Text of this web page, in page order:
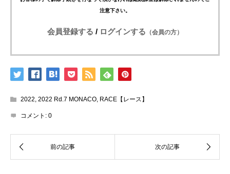
注意下さい。
会員登録する / ログインする （会員の方）
2022, 2022 Rd.7 MONACO, RACE【レース】
コメント: 0